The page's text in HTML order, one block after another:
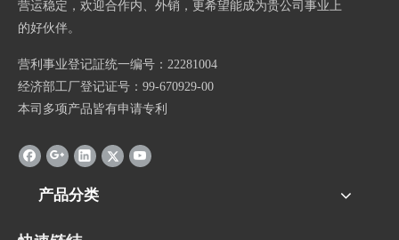
营运稳定，欢迎合作内、外销，更希望能成为贵公司事业上
的好伙伴。
营利事业登记証统一编号：22281004
经济部工厂登记证号：99-670929-00
本司多项产品皆有申请专利
产品分类